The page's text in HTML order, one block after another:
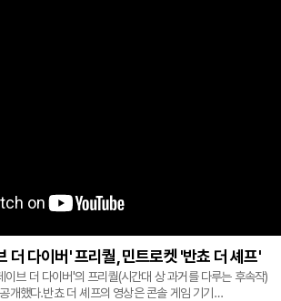
더 다이버' 프리퀄, 민트로켓 '반쵸 더 셰프'
이브 더 다이버'의 프리퀄(시간대 상 과거를 다루는 후속작)
개했다.반쵸 더 셰프의 영상은 콘솔 게임 기기